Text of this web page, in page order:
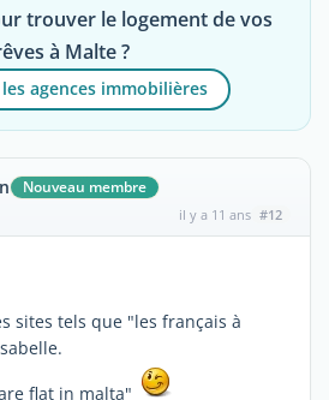
trouver le logement de vos
à Malte ?
agences immobilières
Nouveau membre
il y a 11 ans #12
sites tels que "les français à
flat in malta"